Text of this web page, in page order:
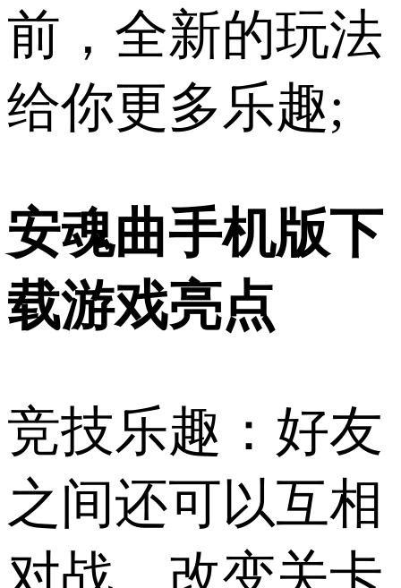
前，全新的玩法
给你更多乐趣;
安魂曲手机版下
载游戏亮点
竞技乐趣：好友
之间还可以互相